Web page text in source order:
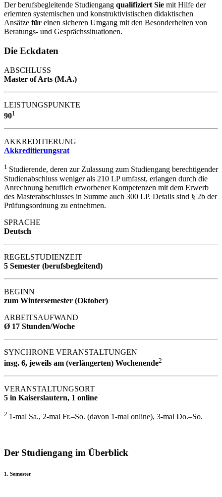
Der berufsbegleitende Studiengang qualifiziert Sie mit Hilfe der
erlernten systemischen und konstruktivistischen didaktischen
Ansätze für einen sicheren Umgang mit den Besonderheiten von
Beratungs- und Gesprächssituationen.
Die Eckdaten
ABSCHLUSS
Master of Arts (M.A.)
LEISTUNGSPUNKTE
901
AKKREDITIERUNG
Akkreditierungsrat
1 Studierende, deren zur Zulassung zum Studiengang berechtigender
Studienabschluss weniger als 210 LP umfasst, erlangen durch die
Anrechnung beruflich erworbener Kompetenzen mit dem Erwerb
des Masterabschlusses in Summe auch 300 LP. Details sind § 2b der
Prüfungsordnung zu entnehmen.
SPRACHE
Deutsch
REGELSTUDIENZEIT
5 Semester (berufsbegleitend)
BEGINN
zum Wintersemester (Oktober)
ARBEITSAUFWAND
Ø 17 Stunden/Woche
SYNCHRONE VERANSTALTUNGEN
insg. 6, jeweils am (verlängerten) Wochenende2
VERANSTALTUNGSORT
5 in Kaiserslautern, 1 online
2 1-mal Sa., 2-mal Fr.–So. (davon 1-mal online), 3-mal Do.–So.
Der Studiengang im Überblick
1. Semester